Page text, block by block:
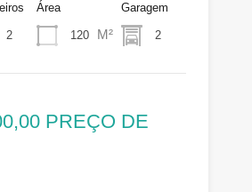
2
Área
120 M²
Garagem
2
PREÇO DE